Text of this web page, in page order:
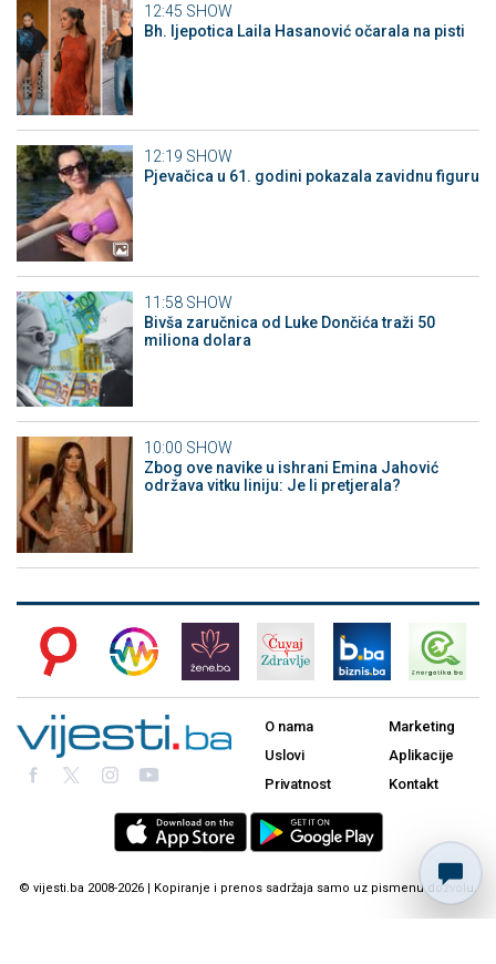
12:45 SHOW
Bh. ljepotica Laila Hasanović očarala na pisti
12:19 SHOW
Pjevačica u 61. godini pokazala zavidnu figuru
11:58 SHOW
Bivša zaručnica od Luke Dončića traži 50
miliona dolara
10:00 SHOW
Zbog ove navike u ishrani Emina Jahović
održava vitku liniju: Je li pretjerala?
O nama
Uslovi
Privatnost
Marketing
Aplikacije
Kontakt
© vijesti.ba 2008-2026 | Kopiranje i prenos sadržaja samo uz pismenu dozvolu.